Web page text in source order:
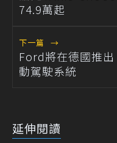
74.9萬起
下一篇 →
Ford將在德國推
動駕駛系統
延伸閱讀